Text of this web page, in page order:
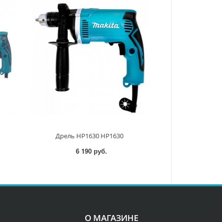
Дрель HP1630 HP1630
6 190 руб.
О МАГАЗИНЕ